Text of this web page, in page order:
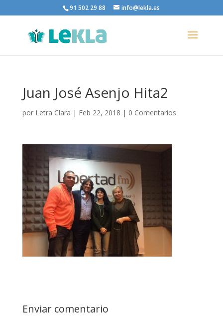
91 502 29 88 info@lekla.es
Juan José Asenjo Hita2
por Letra Clara | Feb 22, 2018 | 0 Comentarios
Enviar comentario